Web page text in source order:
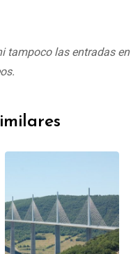
tampoco las entradas en